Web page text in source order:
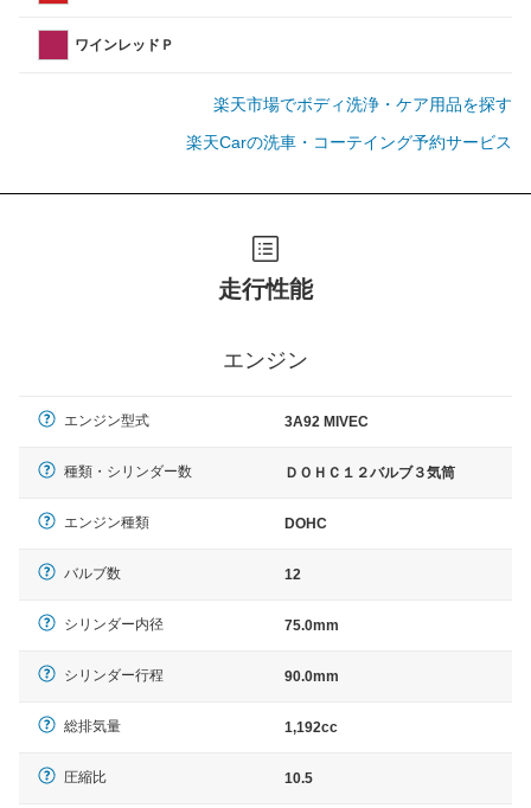
ワインレッドＰ
楽天市場でボディ洗浄・ケア用品を探す
楽天Carの洗車・コーテイング予約サービス
走行性能
エンジン
エンジン型式 3A92 MIVEC
種類・シリンダー数 ＤＯＨＣ１２バルブ３気筒
エンジン種類 DOHC
バルブ数 12
シリンダー内径 75.0mm
シリンダー行程 90.0mm
総排気量 1,192cc
圧縮比 10.5